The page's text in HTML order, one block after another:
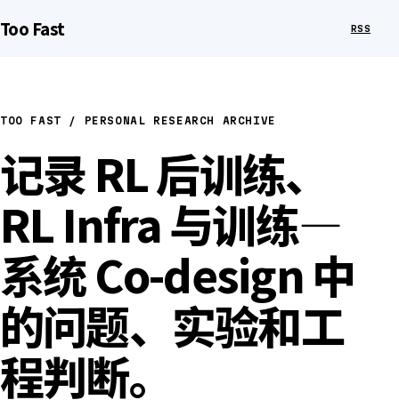
Too Fast RSS
TOO FAST / PERSONAL RESEARCH ARCHIVE
记录 RL 后训练、
RL Infra 与训练—
系统 Co-design 中
的问题、实验和工
程判断。